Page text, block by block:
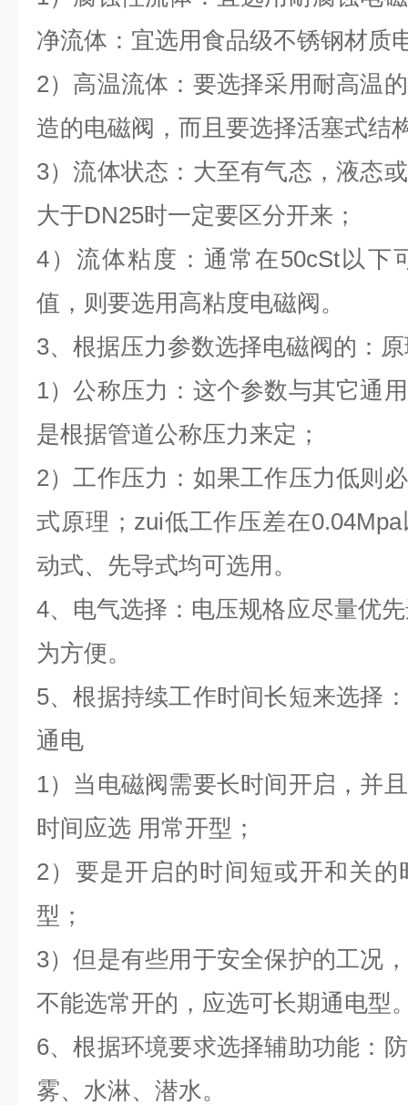
净流体：宜选用食品级不锈钢材质
2）高温流体：要选择采用耐高温
造的电磁阀，而且要选择活塞式结
3）流体状态：大至有气态，液态
大于DN25时一定要区分开来；
4）流体粘度：通常在50cSt以下
值，则要选用高粘度电磁阀。
3、根据压力参数选择电磁阀的：
1）公称压力：这个参数与其它通
是根据管道公称压力来定；
2）工作压力：如果工作压力低则
式原理；zui低工作压差在
动式、先导式均可选用。
4、电气选择：电压规格应尽量优
为方便。
5、根据持续工作时间长短来选择
通电
1）当电磁阀需要长时间开启，并
时间应选 用常开型；
2）要是开启的时间短或开和关
型；
3）但是有些用于安全保护的工况
不能选常开的，应选可长期通电型
6、根据环境要求选择辅助功能：
雾、水淋、潜水。